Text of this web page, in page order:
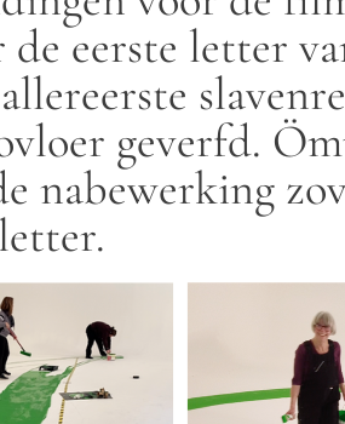
de eerste letter
geverfd.
nabewerking